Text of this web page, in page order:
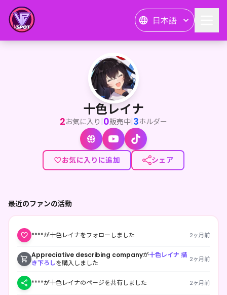
日本語
十色レイナ
<p>改めましてはじめまして！</p><p>個人勢VTuber /
十色レイナ
2お気に入り |0販売中|3ホルダー
お気に入りに追加 シェア
最近のファンの活動
****が十色レイナをフォローしました 2ヶ月前
Appreciative describing companyが十色レイナ 描
き下ろしを購入しました 2ヶ月前
****が十色レイナのページを共有しました 2ヶ月前